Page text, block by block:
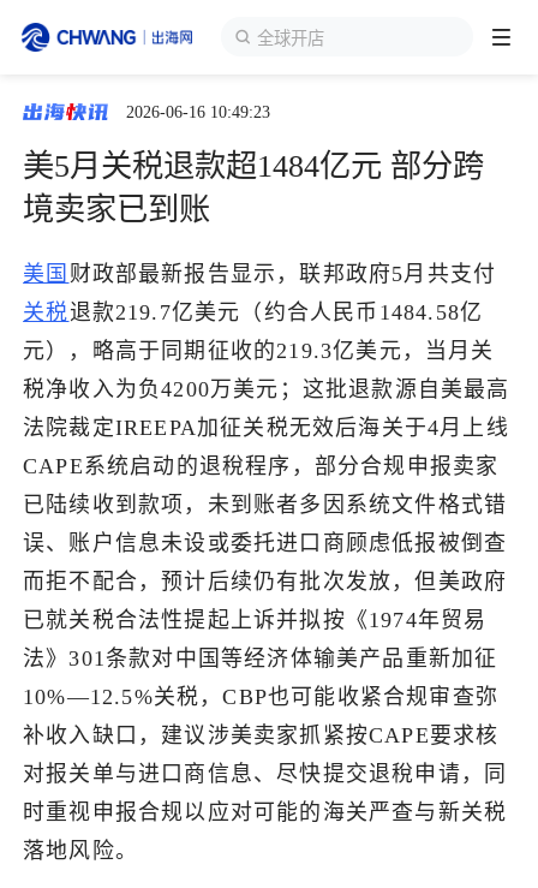
全球开店
跨境展会
出海服务
出海资讯
跨境报告
出海导航
出海交流群
了解出海网
2026-06-16 10:49:23
美5月关税退款超1484亿元 部分跨
境卖家已到账
美国 财政部最新报告显示，联邦政府5月共支付
关税退款219.7亿美元（约合人民币1484.58亿
元），略高于同期征收的219.3亿美元，当月关
税净收入为负4200万美元；这批退款源自美最高
法院裁定IREEPA加征关税无效后海关于4月上线
CAPE系统启动的退稅程序，部分合规申报卖家
已陆续收到款项，未到账者多因系统文件格式错
误、账户信息未设或委托进口商顾虑低报被倒查
而拒不配合，预计后续仍有批次发放，但美政府
已就关税合法性提起上诉并拟按《1974年贸易
法》301条款对中国等经济体输美产品重新加征
10%—12.5%关税，CBP也可能收紧合规审查弥
补收入缺口，建议涉美卖家抓紧按CAPE要求核
对报关单与进口商信息、尽快提交退稅申请，同
时重视申报合规以应对可能的海关严查与新关税
落地风险。